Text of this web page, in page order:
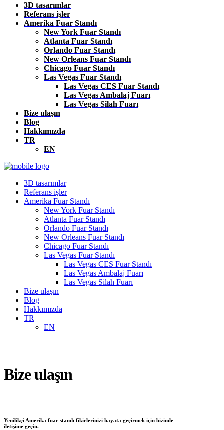
3D tasarımlar
Referans işler
Amerika Fuar Standı
New York Fuar Standı
Atlanta Fuar Standı
Orlando Fuar Standı
New Orleans Fuar Standı
Chicago Fuar Standı
Las Vegas Fuar Standı
Las Vegas CES Fuar Standı
Las Vegas Ambalaj Fuarı
Las Vegas Silah Fuarı
Bize ulaşın
Blog
Hakkımızda
TR
EN
3D tasarımlar
Referans işler
Amerika Fuar Standı
New York Fuar Standı
Atlanta Fuar Standı
Orlando Fuar Standı
New Orleans Fuar Standı
Chicago Fuar Standı
Las Vegas Fuar Standı
Las Vegas CES Fuar Standı
Las Vegas Ambalaj Fuarı
Las Vegas Silah Fuarı
Bize ulaşın
Blog
Hakkımızda
TR
EN
Bize ulaşın
Yenilikçi Amerika fuar standı fikirlerinizi hayata geçirmek için bizimle
iletişime geçin.